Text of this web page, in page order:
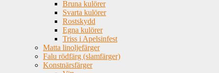
Bruna kulörer
Svarta kulörer
Rostskydd
Egna kulörer
Triss i Apelsinfest
Matta linoljefärger
Falu rödfärg (slamfärger)
Konstnärsfärger